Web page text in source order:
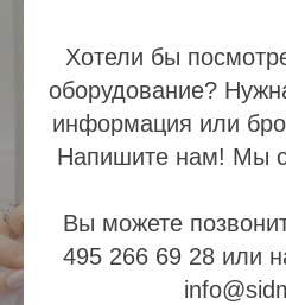
Хотели бы
оборудование?
информация или
Напишите нам! Мы
Вы можете
495 266 69 28 или